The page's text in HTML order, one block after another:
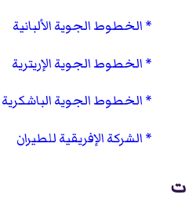
الخطوط الجوية الألبانية
الخطوط الجوية الإريترية
الخطوط الجوية الباشكرية
الشركة الإفريقية للطيران
ت